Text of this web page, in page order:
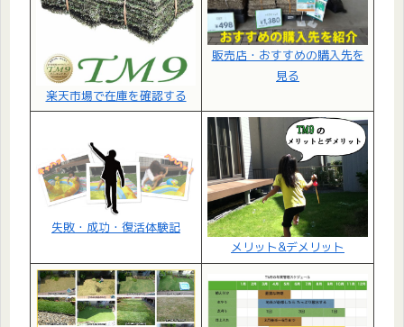
楽天市場で在庫を確認する
販売店・おすすめの購入先を
見る
失敗・成功・復活体験記
メリット&デメリット